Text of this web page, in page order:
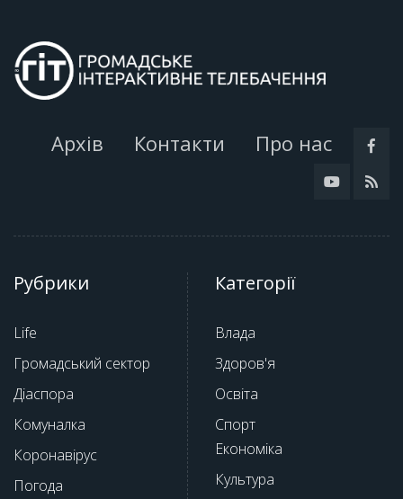
Архів Контакти Про нас
Рубрики
Life
Громадський сектор
Діаспора
Комуналка
Коронавірус
Погода
Категорії
Влада
Здоров'я
Освіта
Спорт
Економіка
Культура